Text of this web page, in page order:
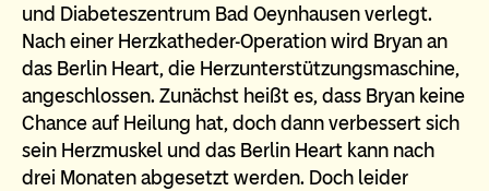
und Diabeteszentrum Bad Oeynhausen verlegt.
Nach einer Herzkatheder-Operation wird Bryan an
das Berlin Heart, die Herzunterstützungsmaschine,
angeschlossen. Zunächst heißt es, dass Bryan keine
Chance auf Heilung hat, doch dann verbessert sich
sein Herzmuskel und das Berlin Heart kann nach
drei Monaten abgesetzt werden. Doch leider